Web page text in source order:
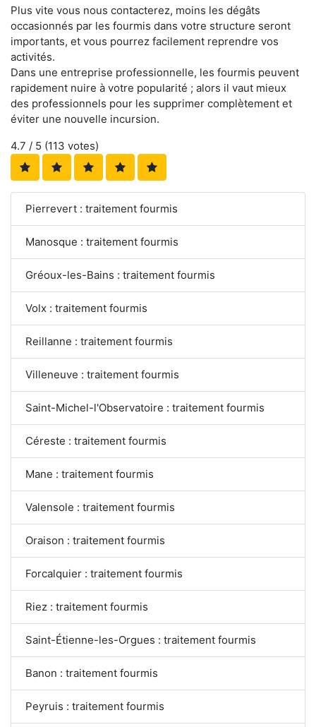
Plus vite vous nous contacterez, moins les dégâts
occasionnés par les fourmis dans votre structure seront
importants, et vous pourrez facilement reprendre vos
activités.
Dans une entreprise professionnelle, les fourmis peuvent
rapidement nuire à votre popularité ; alors il vaut mieux
des professionnels pour les supprimer complètement et
éviter une nouvelle incursion.
4.7 / 5 (113 votes)
Pierrevert : traitement fourmis
Manosque : traitement fourmis
Gréoux-les-Bains : traitement fourmis
Volx : traitement fourmis
Reillanne : traitement fourmis
Villeneuve : traitement fourmis
Saint-Michel-l'Observatoire : traitement fourmis
Céreste : traitement fourmis
Mane : traitement fourmis
Valensole : traitement fourmis
Oraison : traitement fourmis
Forcalquier : traitement fourmis
Riez : traitement fourmis
Saint-Étienne-les-Orgues : traitement fourmis
Banon : traitement fourmis
Peyruis : traitement fourmis